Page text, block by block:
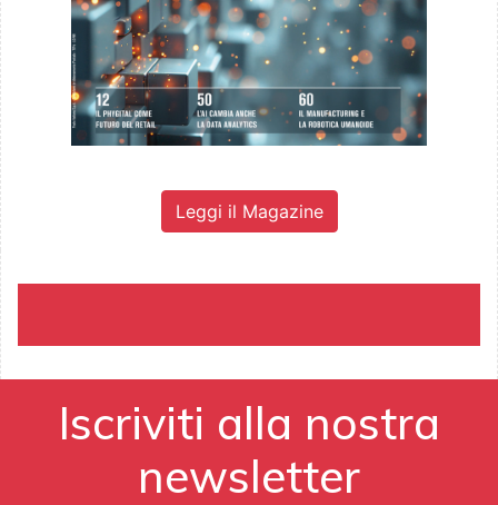
Leggi il Magazine
Iscriviti alla nostra
newsletter